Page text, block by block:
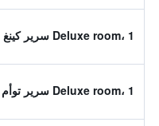
Deluxe room، 1 سرير كينغ
Deluxe room، 1 سرير توأم